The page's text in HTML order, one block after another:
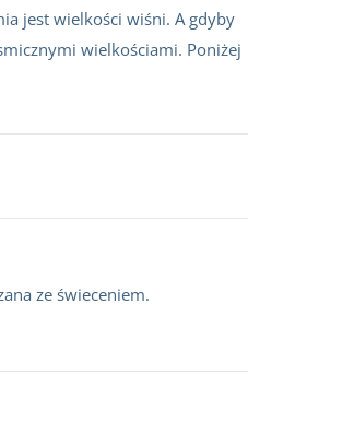
jest wielkości wiśni. A gdyby
wielkościami. Poniżej
ze świeceniem.